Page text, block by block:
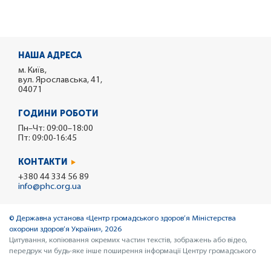
НАША АДРЕСА
м. Київ,
вул. Ярославська, 41,
04071
ГОДИНИ РОБОТИ
Пн–Чт: 09:00–18:00
Пт: 09:00-16:45
КОНТАКТИ
+380 44 334 56 89
info@phc.org.ua
© Державна установа «Центр громадського здоров’я Міністерства
охорони здоров’я України», 2026
Цитування, копіювання окремих частин текстів, зображень або відео,
передрук чи будь-яке інше поширення інформації Центру громадського